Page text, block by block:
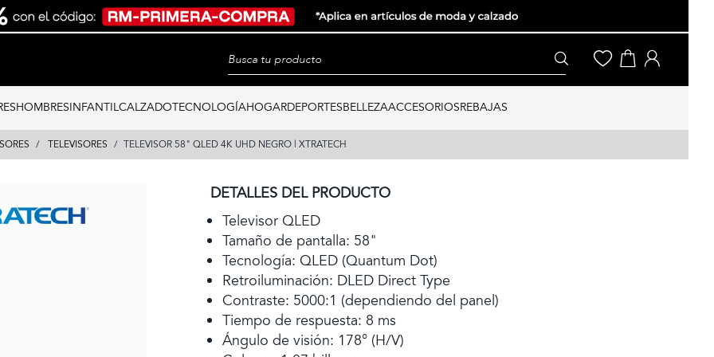
HOMBRESINFANTILCALZADOTECNOLOGÍAHOGARDEPORTESBELLEZAACCESORIOSREBAJAS
TELEVISORES TELEVISOR 58" QLED 4K UHD NEGRO | XTRATECH
DETALLES DEL PRODUCTO
Televisor QLED
Tamaño de pantalla: 58"
Tecnología: QLED (Quantum Dot)
Retroiluminación: DLED Direct Type
Contraste: 5000:1 (dependiendo del panel)
Tiempo de respuesta: 8 ms
Ángulo de visión: 178° (H/V)